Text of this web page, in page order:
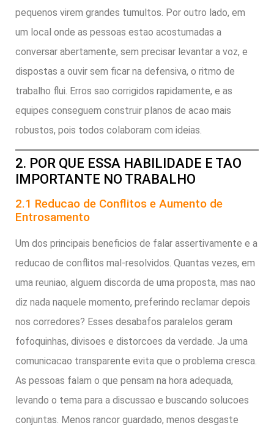
pequenos virem grandes tumultos. Por outro lado, em
um local onde as pessoas estao acostumadas a
conversar abertamente, sem precisar levantar a voz, e
dispostas a ouvir sem ficar na defensiva, o ritmo de
trabalho flui. Erros sao corrigidos rapidamente, e as
equipes conseguem construir planos de acao mais
robustos, pois todos colaboram com ideias.
2. POR QUE ESSA HABILIDADE E TAO
IMPORTANTE NO TRABALHO
2.1 Reducao de Conflitos e Aumento de
Entrosamento
Um dos principais beneficios de falar assertivamente e a
reducao de conflitos mal-resolvidos. Quantas vezes, em
uma reuniao, alguem discorda de uma proposta, mas nao
diz nada naquele momento, preferindo reclamar depois
nos corredores? Esses desabafos paralelos geram
fofoquinhas, divisoes e distorcoes da verdade. Ja uma
comunicacao transparente evita que o problema cresca.
As pessoas falam o que pensam na hora adequada,
levando o tema para a discussao e buscando solucoes
conjuntas. Menos rancor guardado, menos desgaste